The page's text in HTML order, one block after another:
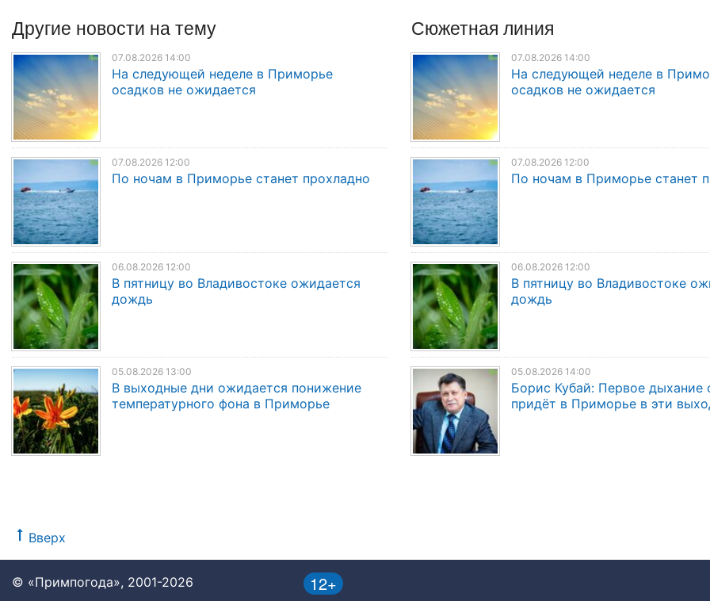
Другие новости на тему
07.08.2026 14:00
На следующей неделе в Приморье
осадков не ожидается
07.08.2026 12:00
По ночам в Приморье станет прохладно
06.08.2026 12:00
В пятницу во Владивостоке ожидается
дождь
05.08.2026 13:00
В выходные дни ожидается понижение
температурного фона в Приморье
Сюжетная линия
07.08.2026 14:00
На следующей неделе в
осадков не ожидается
07.08.2026 12:00
По ночам в Приморье станет
06.08.2026 12:00
В пятницу во Владивостоке
дождь
05.08.2026 14:00
Борис Кубай: Первое дыхание
придёт в Приморье в эти
Вверх
12+
© «Примпогода», 2001-2026